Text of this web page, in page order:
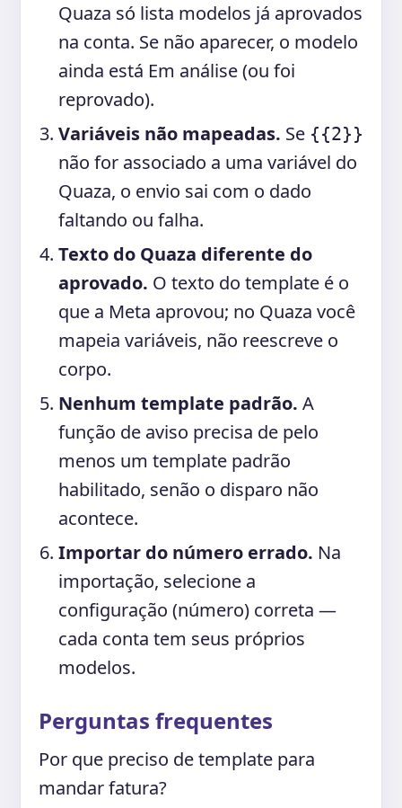
Quaza só lista modelos já aprovados
na conta. Se não aparecer, o modelo
ainda está Em análise (ou foi
reprovado).
Variáveis não mapeadas. Se {{2}}
não for associado a uma variável do
Quaza, o envio sai com o dado
faltando ou falha.
Texto do Quaza diferente do
aprovado. O texto do template é o
que a Meta aprovou; no Quaza você
mapeia variáveis, não reescreve o
corpo.
Nenhum template padrão. A
função de aviso precisa de pelo
menos um template padrão
habilitado, senão o disparo não
acontece.
Importar do número errado. Na
importação, selecione a
configuração (número) correta —
cada conta tem seus próprios
modelos.
Perguntas frequentes
Por que preciso de template para
mandar fatura?